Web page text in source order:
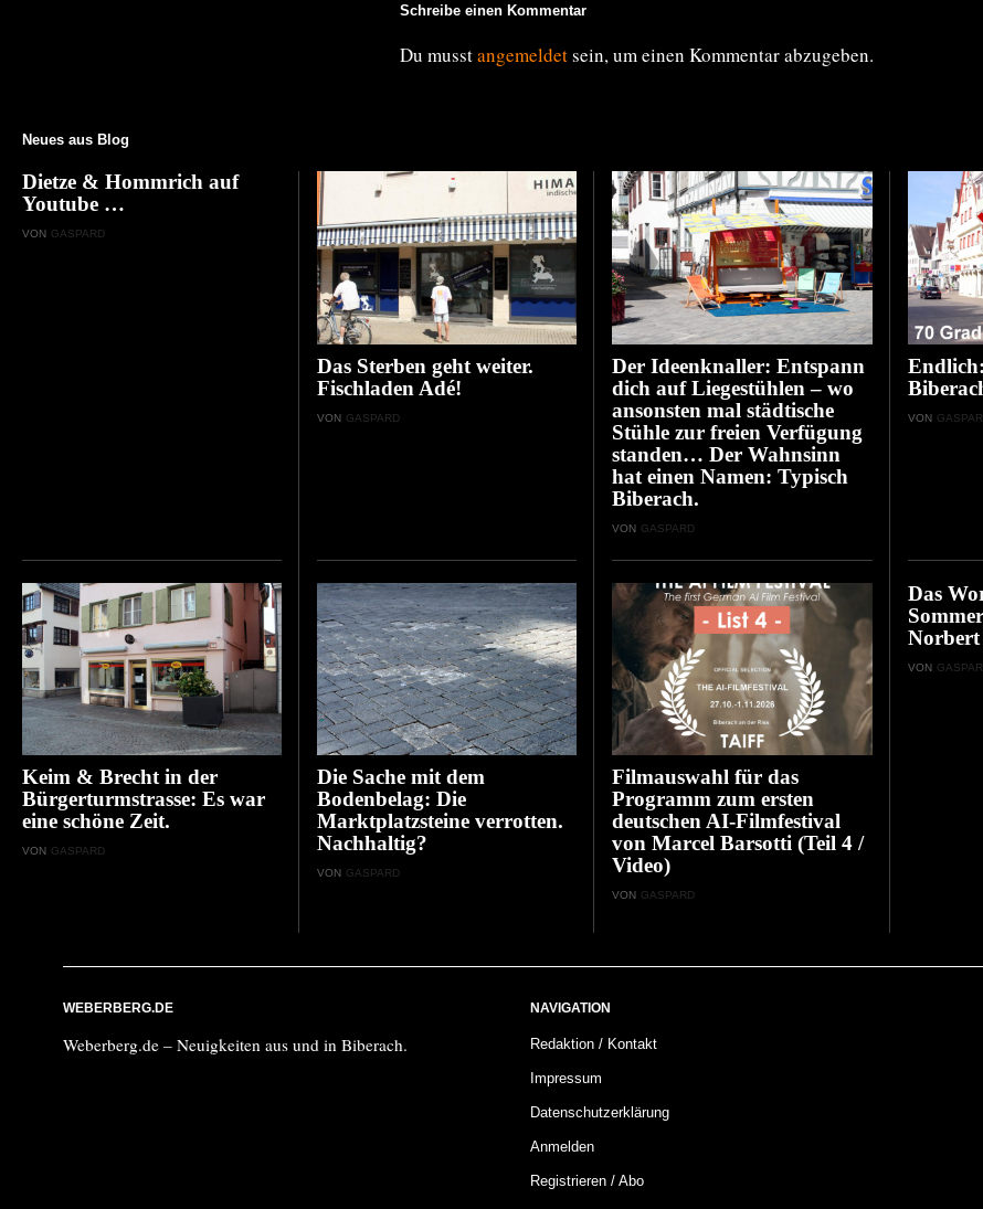
Schreibe einen Kommentar
Du musstangemeldetsein, um einen Kommentar abzugeben.
Neues aus Blog
Dietze & Hommrich auf
Youtube …
VON GASPARD
Das Sterben geht weiter.
Fischladen Adé!
VON GASPARD
Der Ideenknaller: Entspann
dich auf Liegestühlen – wo
ansonsten mal städtische
Stühle zur freien Verfügung
standen… Der Wahnsinn
hat einen Namen: Typisch
Biberach.
VON GASPARD
VON
Keim & Brecht in der
Bürgerturmstrasse: Es war
eine schöne Zeit.
VON GASPARD
Die Sache mit dem
Bodenbelag: Die
Marktplatzsteine verrotten.
Nachhaltig?
VON GASPARD
Filmauswahl für das
Programm zum ersten
deutschen AI-Filmfestival
von Marcel Barsotti (Teil 4 /
Video)
VON GASPARD
Das
Norbert
VON
WEBERBERG.DE
Weberberg.de – Neuigkeiten aus und in Biberach.
NAVIGATION
Redaktion / Kontakt
Impressum
Datenschutzerklärung
Anmelden
Registrieren / Abo